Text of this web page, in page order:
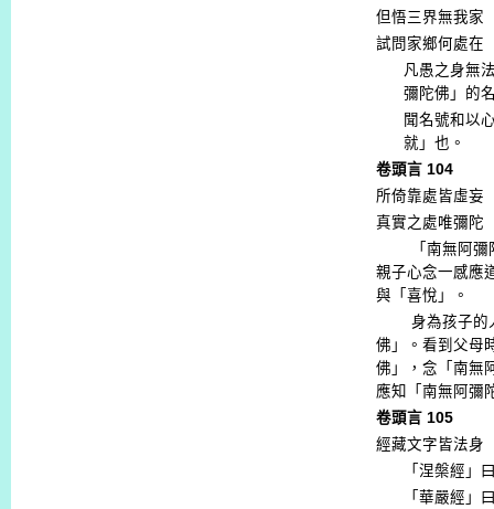
但悟三界無我家
試問家鄉何處在
凡愚之身無
彌陀佛」的
聞名號和以
就」也。
卷頭言 104
所倚靠處皆虛妄
真實之處唯彌陀
「南無阿
親子心念一感應
與「喜悅」。
身為孩子的
佛」。看到父母
佛」，念「南無
應知「南無阿彌
卷頭言 105
經藏文字皆法身
「涅槃經」
「華嚴經」